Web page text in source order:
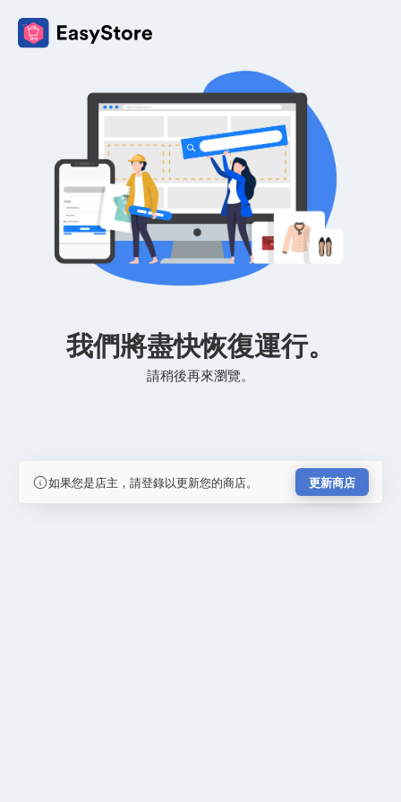
我們將盡快恢復運行。
請稍後再來瀏覽。
如果您是店主，請登錄以更新您的商店。 更新商店